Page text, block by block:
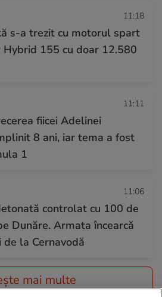
11:18
s-a trezit cu motorul spart
155 cu doar 12.580
11:11
fiicei Adelinei
8 ani, iar tema a fost
1
11:06
controlat cu 100 de
Dunăre. Armata încearcă
la Cernavodă
mai multe